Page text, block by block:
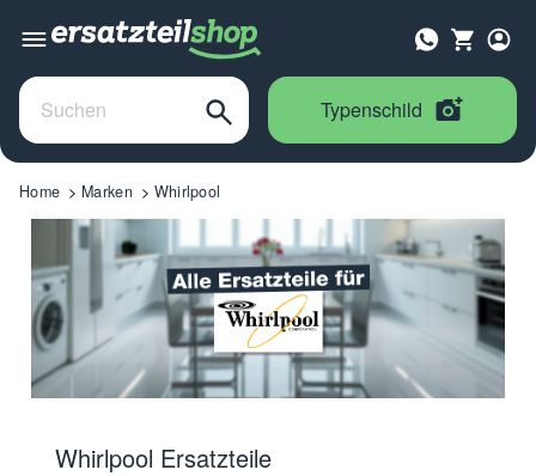
Typenschild
Home Marken Whirlpool
Whirlpool Ersatzteile